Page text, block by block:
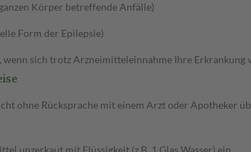
Körper betreffende Anfälle)
Form der Epilepsie)
wenn sich trotz Arzneimitteleinnahme Ihre
ohne Rücksprache mit einem Arzt oder Apotheker
unzerkaut mit Flüssigkeit (z.B. 1 Glas Wasser) ein.